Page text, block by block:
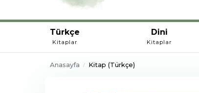
Türkçe
Kitaplar
Dini
Kitaplar
Anasayfa Kitap (Türkçe)